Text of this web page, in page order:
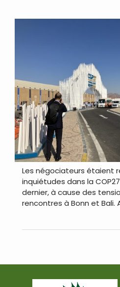
Les négociateurs étaient
inquiétudes dans la
dernier, à cause des
rencontres à Bonn et Bali.